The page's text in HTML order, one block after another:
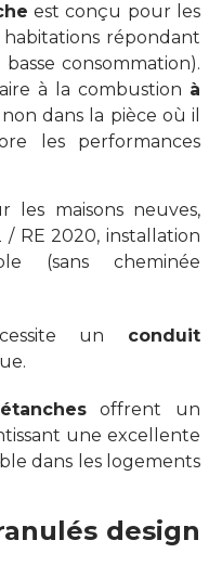
est conçu pour les
habitations répondant
consommation).
à la combustion à
dans la pièce où il
les performances
les maisons neuves,
RE 2020, installation
(sans cheminée
un conduit
offrent un
une excellente
dans les logements
design